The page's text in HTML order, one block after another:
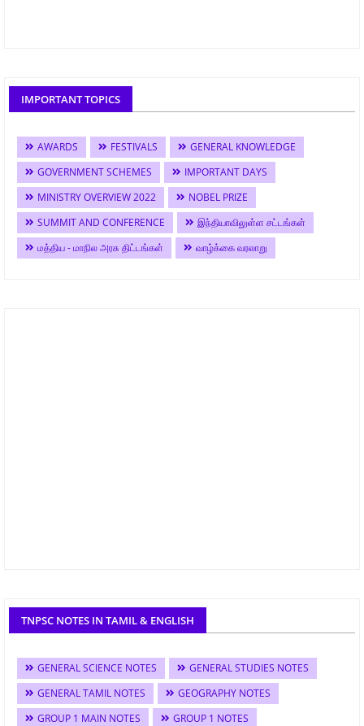
IMPORTANT TOPICS
AWARDS FESTIVALS
GENERAL KNOWLEDGE
GOVERNMENT SCHEMES
IMPORTANT DAYS
MINISTRY OVERVIEW 2022
NOBEL PRIZE
SUMMIT AND CONFERENCE
இந்தியாவிலுள்ள சட்டங்கள்
மத்திய - மாநில அரசு திட்டங்கள்
வாழ்க்கை வரலாறு
TNPSC NOTES IN TAMIL & ENGLISH
GENERAL SCIENCE NOTES
GENERAL STUDIES NOTES
GENERAL TAMIL NOTES
GEOGRAPHY NOTES
GROUP 1 MAIN NOTES
GROUP 1 NOTES